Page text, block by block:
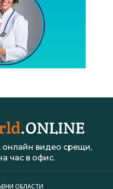
онлайн видео срещи,
час в офис.
ОБЛАСТИ